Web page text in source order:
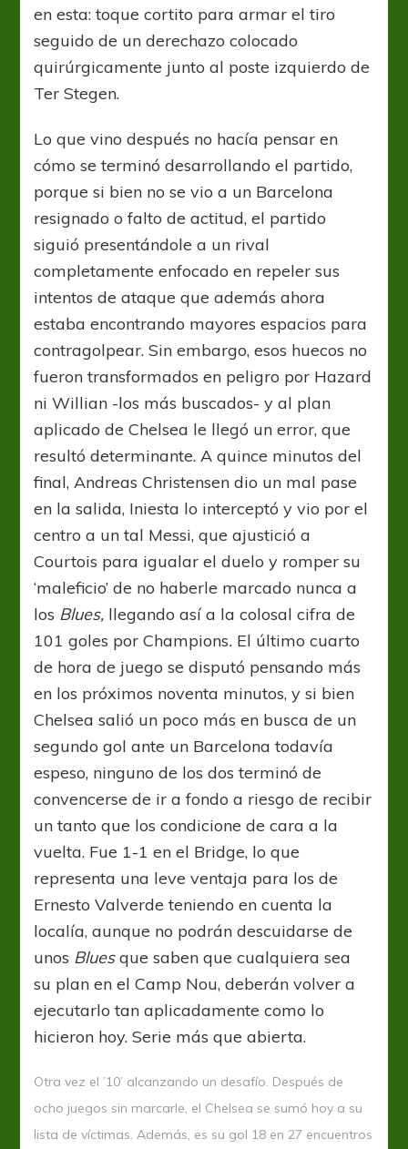
en esta: toque cortito para armar el tiro
seguido de un derechazo colocado
quirúrgicamente junto al poste izquierdo de
Ter Stegen.
Lo que vino después no hacía pensar en
cómo se terminó desarrollando el partido,
porque si bien no se vio a un Barcelona
resignado o falto de actitud, el partido
siguió presentándole a un rival
completamente enfocado en repeler sus
intentos de ataque que además ahora
estaba encontrando mayores espacios para
contragolpear. Sin embargo, esos huecos no
fueron transformados en peligro por Hazard
ni Willian -los más buscados- y al plan
aplicado de Chelsea le llegó un error, que
resultó determinante. A quince minutos del
final, Andreas Christensen dio un mal pase
en la salida, Iniesta lo interceptó y vio por el
centro a un tal Messi, que ajustició a
Courtois para igualar el duelo y romper su
‘maleficio’ de no haberle marcado nunca a
los Blues, llegando así a la colosal cifra de
101 goles por Champions. El último cuarto
de hora de juego se disputó pensando más
en los próximos noventa minutos, y si bien
Chelsea salió un poco más en busca de un
segundo gol ante un Barcelona todavía
espeso, ninguno de los dos terminó de
convencerse de ir a fondo a riesgo de recibir
un tanto que los condicione de cara a la
vuelta. Fue 1-1 en el Bridge, lo que
representa una leve ventaja para los de
Ernesto Valverde teniendo en cuenta la
localía, aunque no podrán descuidarse de
unos Bluesque saben que cualquiera sea
su plan en el Camp Nou, deberán volver a
ejecutarlo tan aplicadamente como lo
hicieron hoy. Serie más que abierta.
Otra vez el ’10’ alcanzando un desafío. Después de
ocho juegos sin marcarle, el Chelsea se sumó hoy a su
lista de víctimas. Además, es su gol 18 en 27 encuentros